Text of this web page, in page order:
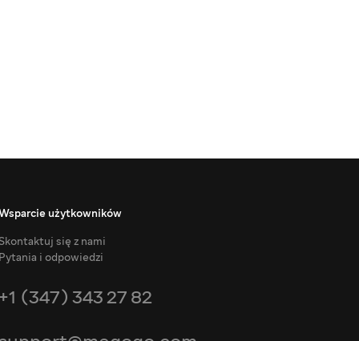
użytkowników
się z nami
Pytania i odpowiedzi
+1 (347) 343 27 82